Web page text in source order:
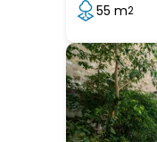
55 m2